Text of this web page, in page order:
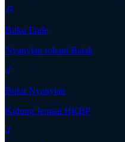
Buku Ende
Nyanyian rohani Batak
Buku Nyanyian
Kidung Jemaat HKBP